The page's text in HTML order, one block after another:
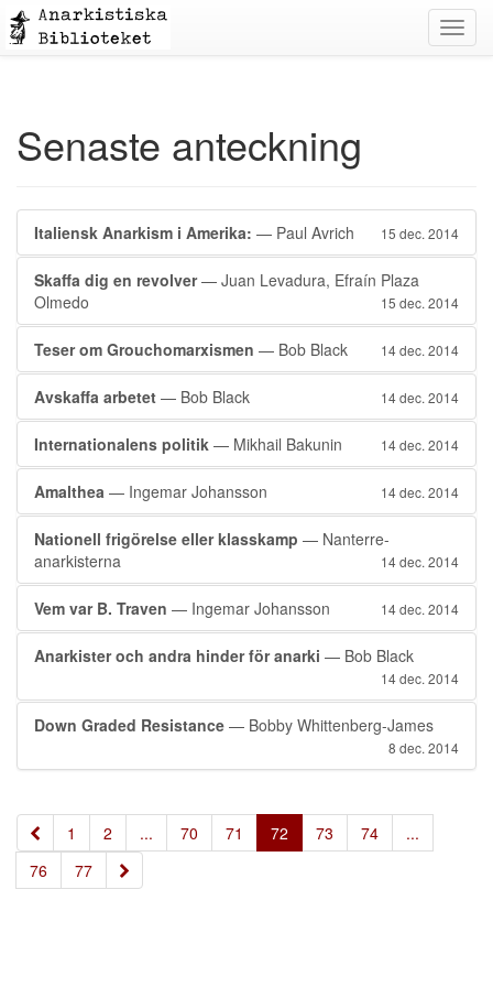
Senaste anteckning
Italiensk Anarkism i Amerika: — Paul Avrich 15 dec. 2014
Skaffa dig en revolver— Juan Levadura, Efraín Plaza
Olmedo
15 dec. 2014
Teser om Grouchomarxismen — Bob Black 14 dec. 2014
Avskaffa arbetet — Bob Black 14 dec. 2014
Internationalens politik — Mikhail Bakunin 14 dec. 2014
Amalthea — Ingemar Johansson 14 dec. 2014
Nationell frigörelse eller klasskamp — Nanterre-
anarkisterna
14 dec. 2014
Vem var B. Traven — Ingemar Johansson 14 dec. 2014
Anarkister och andra hinder för anarki — Bob Black
14 dec. 2014
Down Graded Resistance — Bobby Whittenberg-James
8 dec. 2014
« 1 2 ... 70 71 72 73 74
...
76
77 »